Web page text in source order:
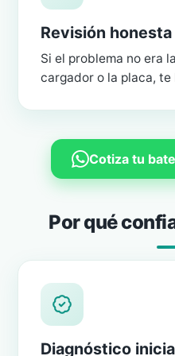
Revisión honesta
Si el problema no era
cargador o la placa, te
Cotiza tu
Por qué
Diagnóstico